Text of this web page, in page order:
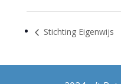
Stichting Eigenwijs